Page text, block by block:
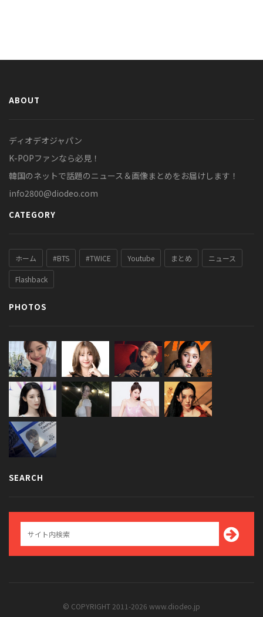
ABOUT
ディオデオジャパン
K-POPファンなら必見！
韓国のネットで話題のニュース＆画像まとめをお届けします！
info2800@diodeo.com
CATEGORY
ホーム #BTS #TWICE Youtube まとめ ニュース
Flashback
PHOTOS
SEARCH
© COPYRIGHT 2011-2026 www.diodeo.jp